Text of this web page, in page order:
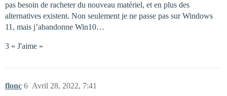
pas besoin de racheter du nouveau matériel, et en plus des
alternatives existent. Non seulement je ne passe pas sur Windows
11, mais j’abandonne Win10…
3 « J'aime »
flonc Avril 28, 2022, 7:41
6